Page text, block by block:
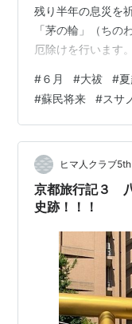
残り半年の息災を
「茅の輪」（ちの
厄除けを行います
わくぐり） 茅の輪
のか？ 京都の行事
き揚げ夏越ごはん
ェ風夏越ごはん」
日と12月の大晦日
して行わ…
#６月 #大祓 #
#蘇民将来 #スサ
ヒマ人クラブ5th
京都旅行記３
史跡！！！